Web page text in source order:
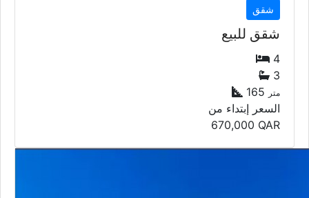
شقق
شقق للبيع
4
3
165 متر
السعر إبتداء من
670,000 QAR